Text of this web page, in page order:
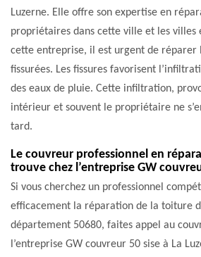
Luzerne. Elle offre son expertise en
propriétaires dans cette ville et les villes
cette entreprise, il est urgent de réparer
fissurées. Les fissures favorisent
des eaux de pluie. Cette infiltration,
intérieur et souvent le propriétaire ne
tard.
Le couvreur professionnel en
trouve chez l’entreprise GW
Si vous cherchez un professionnel
efficacement la réparation de la toiture
département 50680, faites appel au
l’entreprise GW couvreur 50 sise à La